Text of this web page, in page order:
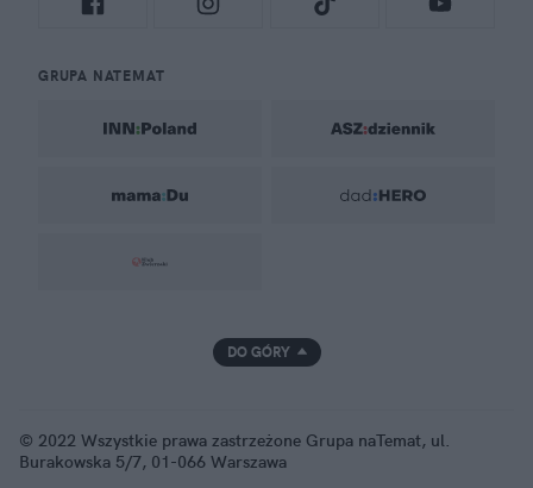
GRUPA NATEMAT
DO GÓRY
© 2022 Wszystkie prawa zastrzeżone Grupa naTemat, ul.
Burakowska 5/7, 01-066 Warszawa